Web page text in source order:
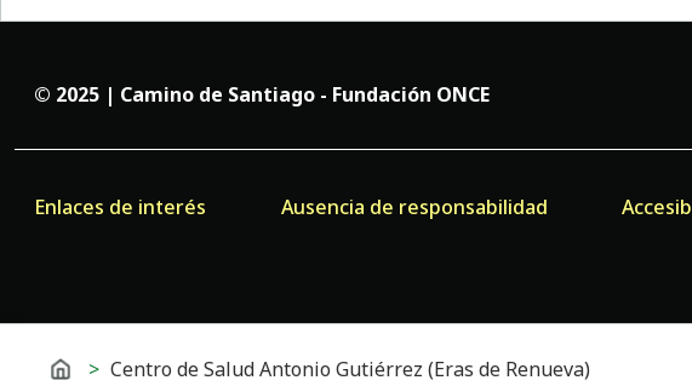
Te encuentras en
InicioCentro de Salud Antonio Gutiérrez (Eras de Renueva)
© 2025 | Camino de Santiago - Fundación ONCE
Enlaces de interés Ausencia de responsabilidad